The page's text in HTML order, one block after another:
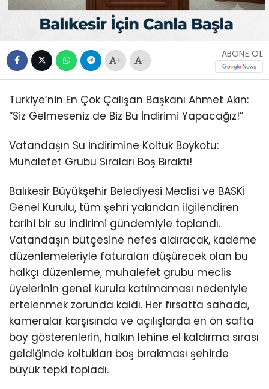
+ -
ABONE OL
Türkiye’nin En Çok Çalışan Başkanı Ahmet Akın:
“Siz Gelmeseniz de Biz Bu İndirimi Yapacağız!”
Vatandaşın Su İndirimine Koltuk Boykotu:
Muhalefet Grubu Sıraları Boş Bıraktı!
Balıkesir Büyükşehir Belediyesi Meclisi ve BASKİ
Genel Kurulu, tüm şehri yakından ilgilendiren
tarihi bir su indirimi gündemiyle toplandı.
Vatandaşın bütçesine nefes aldıracak, kademe
düzenlemeleriyle faturaları düşürecek olan bu
halkçı düzenleme, muhalefet grubu meclis
üyelerinin genel kurula katılmaması nedeniyle
ertelenmek zorunda kaldı. Her fırsatta sahada,
kameralar karşısında ve açılışlarda en ön safta
boy gösterenlerin, halkın lehine el kaldırma sırası
geldiğinde koltukları boş bırakması şehirde
büyük tepki topladı.